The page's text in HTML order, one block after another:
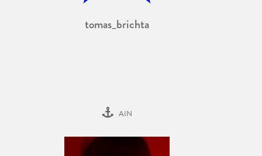
tomas_brichta
AIN